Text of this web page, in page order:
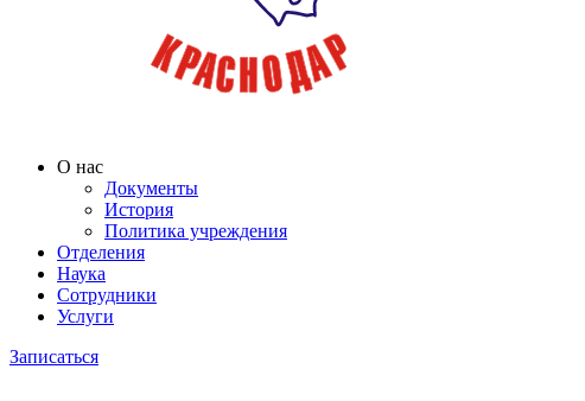
О нас
Документы
История
Политика учреждения
Отделения
Наука
Сотрудники
Услуги
Записаться